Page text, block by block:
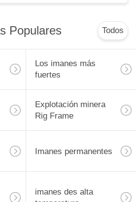
Populares Todos
Los imanes más
fuertes
Explotación minera
Rig Frame
Imanes permanentes
imanes des alta